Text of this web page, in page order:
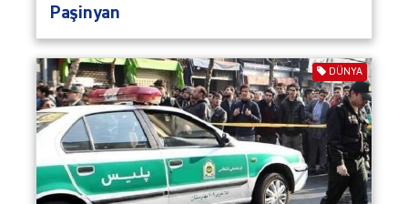
Paşinyan
DÜNYA